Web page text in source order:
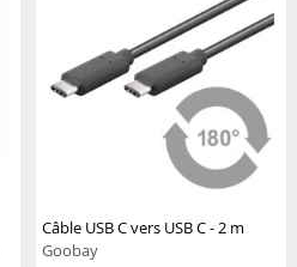
Câble USB C vers USB C - 2 m
Goobay